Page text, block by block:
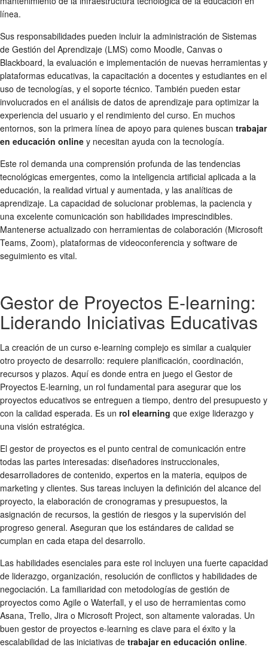
línea.
Sus responsabilidades pueden incluir la administración de Sistemas
de Gestión del Aprendizaje (LMS) como Moodle, Canvas o
Blackboard, la evaluación e implementación de nuevas herramientas y
plataformas educativas, la capacitación a docentes y estudiantes en el
uso de tecnologías, y el soporte técnico. También pueden estar
involucrados en el análisis de datos de aprendizaje para optimizar la
experiencia del usuario y el rendimiento del curso. En muchos
entornos, son la primera línea de apoyo para quienes buscan trabajar
en educación online y necesitan ayuda con la tecnología.
Este rol demanda una comprensión profunda de las tendencias
tecnológicas emergentes, como la inteligencia artificial aplicada a la
educación, la realidad virtual y aumentada, y las analíticas de
aprendizaje. La capacidad de solucionar problemas, la paciencia y
una excelente comunicación son habilidades imprescindibles.
Mantenerse actualizado con herramientas de colaboración (Microsoft
Teams, Zoom), plataformas de videoconferencia y software de
seguimiento es vital.
Gestor de Proyectos E-learning:
Liderando Iniciativas Educativas
La creación de un curso e-learning complejo es similar a cualquier
otro proyecto de desarrollo: requiere planificación, coordinación,
recursos y plazos. Aquí es donde entra en juego el Gestor de
Proyectos E-learning, un rol fundamental para asegurar que los
proyectos educativos se entreguen a tiempo, dentro del presupuesto y
con la calidad esperada. Es un rol elearning que exige liderazgo y
una visión estratégica.
El gestor de proyectos es el punto central de comunicación entre
todas las partes interesadas: diseñadores instruccionales,
desarrolladores de contenido, expertos en la materia, equipos de
marketing y clientes. Sus tareas incluyen la definición del alcance del
proyecto, la elaboración de cronogramas y presupuestos, la
asignación de recursos, la gestión de riesgos y la supervisión del
progreso general. Aseguran que los estándares de calidad se
cumplan en cada etapa del desarrollo.
Las habilidades esenciales para este rol incluyen una fuerte capacidad
de liderazgo, organización, resolución de conflictos y habilidades de
negociación. La familiaridad con metodologías de gestión de
proyectos como Agile o Waterfall, y el uso de herramientas como
Asana, Trello, Jira o Microsoft Project, son altamente valoradas. Un
buen gestor de proyectos e-learning es clave para el éxito y la
escalabilidad de las iniciativas de trabajar en educación online.